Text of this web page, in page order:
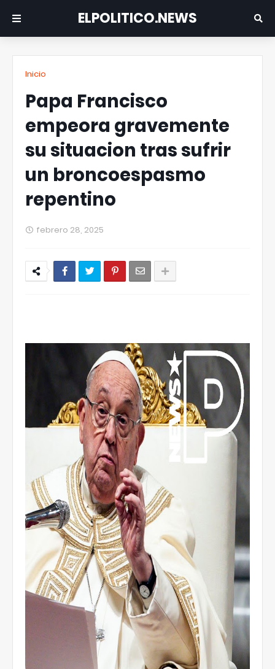
ELPOLITICO.NEWS
Inicio
Papa Francisco
empeora gravemente
su situacion tras sufrir
un broncoespasmo
repentino
febrero 28, 2025